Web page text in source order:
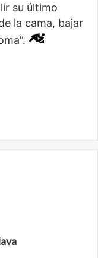
su último
la cama, bajar